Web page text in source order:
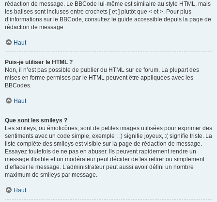
rédaction de message. Le BBCode lui-même est similaire au style HTML, mais
les balises sont incluses entre crochets [ et ] plutôt que < et >. Pour plus
d’informations sur le BBCode, consultez le guide accessible depuis la page de
rédaction de message.
Haut
Puis-je utiliser le HTML ?
Non, il n’est pas possible de publier du HTML sur ce forum. La plupart des
mises en forme permises par le HTML peuvent être appliquées avec les
BBCodes.
Haut
Que sont les smileys ?
Les smileys, ou émoticônes, sont de petites images utilisées pour exprimer des
sentiments avec un code simple, exemple : :) signifie joyeux, :( signifie triste. La
liste complète des smileys est visible sur la page de rédaction de message.
Essayez toutefois de ne pas en abuser. Ils peuvent rapidement rendre un
message illisible et un modérateur peut décider de les retirer ou simplement
d’effacer le message. L’administrateur peut aussi avoir défini un nombre
maximum de smileys par message.
Haut